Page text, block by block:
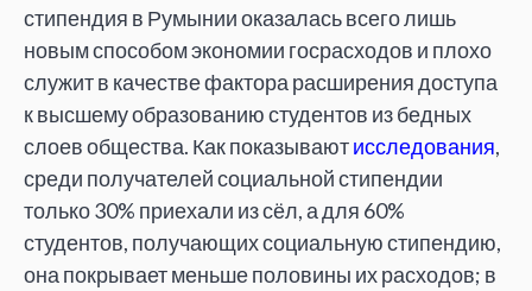
стипендия в Румынии оказалась всего лишь
новым способом экономии госрасходов и плохо
служит в качестве фактора расширения доступа
к высшему образованию студентов из бедных
слоев общества. Как показываютисследования,
среди получателей социальной стипендии
только 30% приехали из сёл, а для 60%
студентов, получающих социальную стипендию,
она покрывает меньше половины их расходов; в